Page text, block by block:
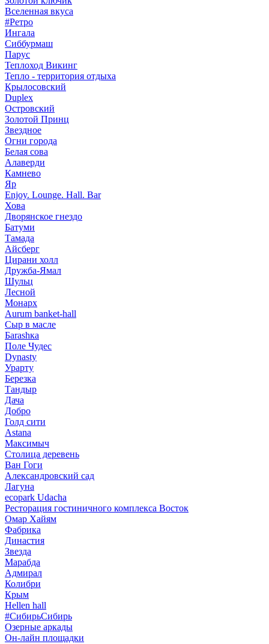
Вселенная вкуса
#Ретро
Ингала
Сиббурмаш
Парус
Теплоход Викинг
Тепло - территория отдыха
Крылосовский
Duplex
Островский
Золотой Принц
Звездное
Огни города
Белая сова
Алаверди
Камнево
Яр
Enjoy. Lounge. Hall. Bar
Хова
Дворянское гнездо
Батуми
Тамада
Айсберг
Цирани холл
Дружба-Ямал
Шульц
Лесной
Монарх
Aurum banket-hall
Сыр в масле
Баrаshка
Поле Чудес
Dynasty
Урарту
Березка
Тандыр
Дача
Добро
Голд сити
Astana
Максимыч
Столица деревень
Ван Гоги
Александровский сад
Лагуна
ecopark Udacha
Ресторация гостиничного комплекса Восток
Омар Хайям
Фабрика
Династия
Звезда
Марабда
Адмирал
Колибри
Крым
Hellen hall
#СибирьСибирь
Озерные аркады
Он-лайн площадки